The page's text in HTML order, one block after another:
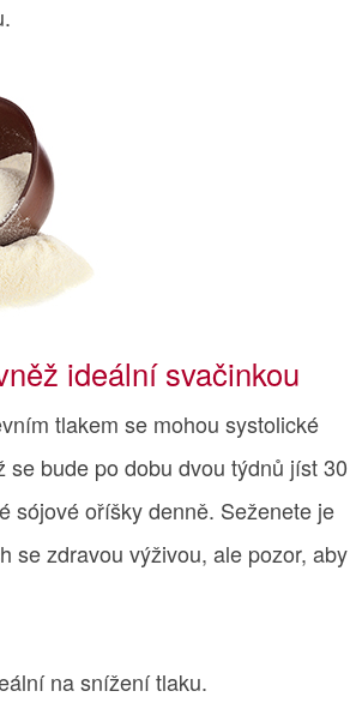
ideální svačinkou
tlakem se mohou systolické
bude po dobu dvou týdnů jíst 30
sójové oříšky denně. Seženete je
se zdravou výživou, ale pozor, aby
na snížení tlaku.